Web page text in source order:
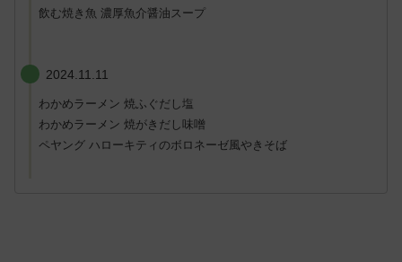
飲む焼き魚 濃厚魚介醤油スープ
2024.11.11
わかめラーメン 焼ふぐだし塩
わかめラーメン 焼がきだし味噌
ペヤング ハローキティのボロネーゼ風やきそば